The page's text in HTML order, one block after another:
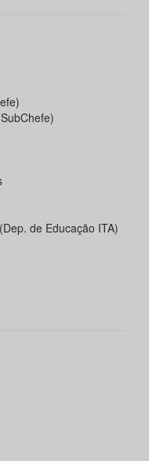
de Educação ITA)